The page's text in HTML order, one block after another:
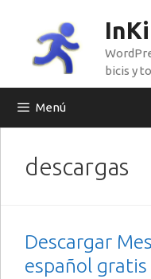
contenido
bicis y
Menú
descargas
Descargar
español gratis